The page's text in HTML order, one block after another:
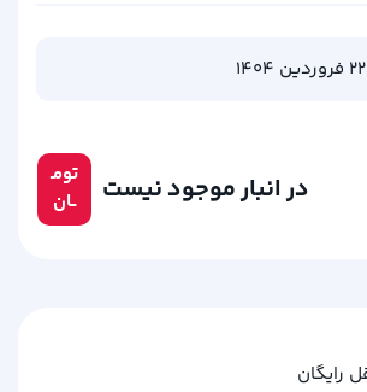
22 فروردین 1404
تومـ
ــان
در انبار موجود نیست
رایگان